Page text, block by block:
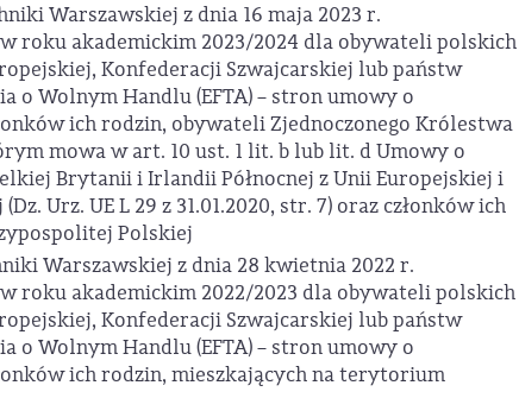
Warszawskiej z dnia 16 maja 2023 r.
roku akademickim 2023/2024 dla obywateli polskich
Konfederacji Szwajcarskiej lub państw
o Wolnym Handlu (EFTA) – stron umowy o
ich rodzin, obywateli Zjednoczonego Królestwa
mowa w art. 10 ust. 1 lit. b lub lit. d Umowy o
Brytanii i Irlandii Północnej z Unii Europejskiej i
Urz. UE L 29 z 31.01.2020, str. 7) oraz członków ich
Polskiej
Warszawskiej z dnia 28 kwietnia 2022 r.
roku akademickim 2022/2023 dla obywateli polskich
Konfederacji Szwajcarskiej lub państw
o Wolnym Handlu (EFTA) – stron umowy o
ich rodzin, mieszkających na terytorium